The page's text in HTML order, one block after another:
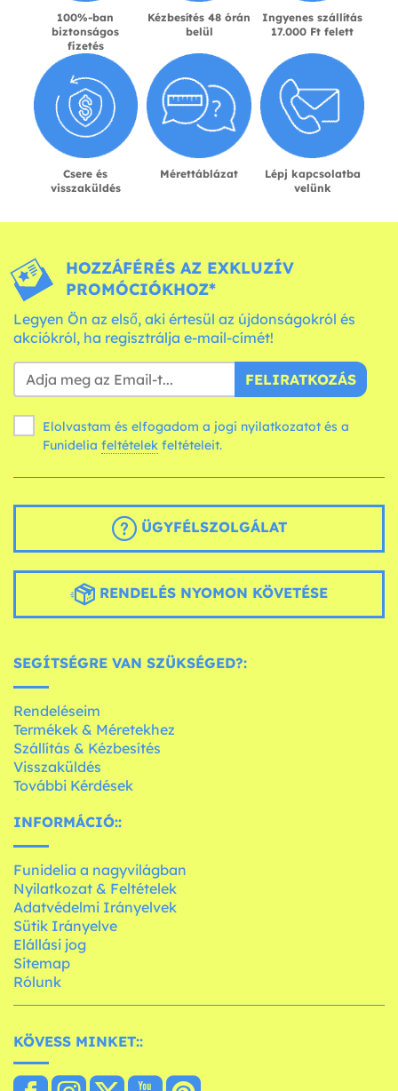
100%-ban
biztonságos
fizetés
Kézbesítés 48 órán
belül
Ingyenes szállítás
17.000 Ft felett
Csere és
visszaküldés
Mérettáblázat
Lépj kapcsolatba
velünk
HOZZÁFÉRÉS AZ EXKLUZÍV
PROMÓCIÓKHOZ*
Legyen Ön az első, aki értesül az újdonságokról és
akciókról, ha regisztrálja e-mail-címét!
FELIRATKOZÁS
Elolvastam és elfogadom a jogi nyilatkozatot és a
Funidelia feltételek feltételeit.
ÜGYFÉLSZOLGÁLAT
RENDELÉS NYOMON KÖVETÉSE
SEGÍTSÉGRE VAN SZÜKSÉGED?:
Rendeléseim
Termékek & Méretekhez
Szállítás & Kézbesítés
Visszaküldés
További Kérdések
INFORMÁCIÓ::
Funidelia a nagyvilágban
Nyilatkozat & Feltételek
Adatvédelmi Irányelvek
Sütik Irányelve
Elállási jog
Sitemap
Rólunk
KÖVESS MINKET::